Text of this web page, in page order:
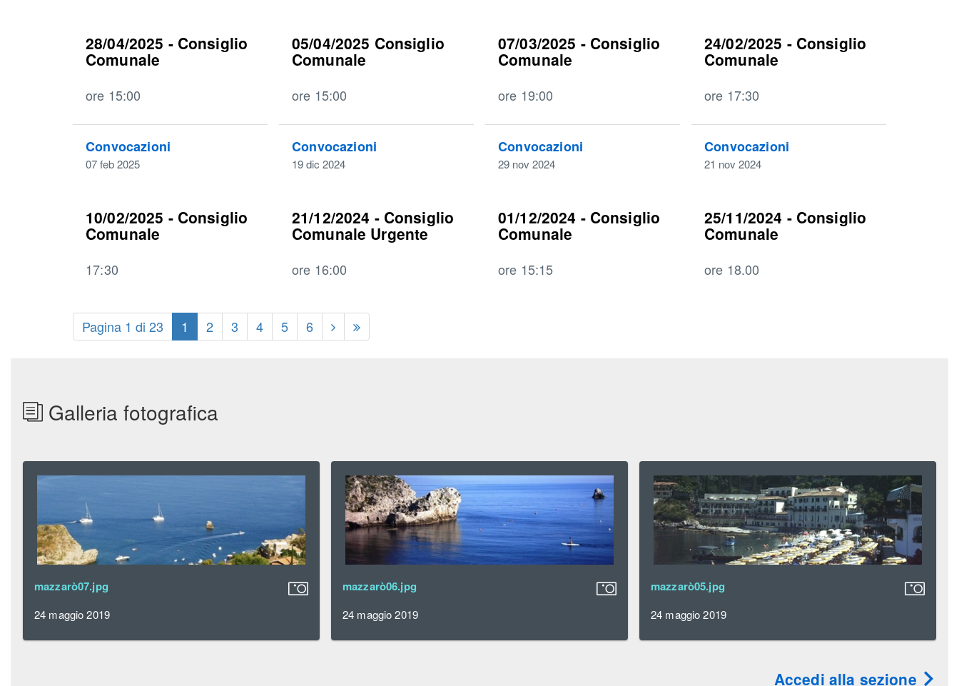
28/04/2025 - Consiglio
Comunale
ore 15:00
05/04/2025 Consiglio
Comunale
ore 15:00
07/03/2025 - Consiglio
Comunale
ore 19:00
24/02/2025 - Consiglio
Comunale
ore 17:30
Convocazioni
07 feb 2025
10/02/2025 - Consiglio
Comunale
17:30
Convocazioni
19 dic 2024
21/12/2024 - Consiglio
Comunale Urgente
ore 16:00
Convocazioni
29 nov 2024
01/12/2024 - Consiglio
Comunale
ore 15:15
Convocazioni
21 nov 2024
25/11/2024 - Consiglio
Comunale
ore 18.00
Pagina 1 di 23 1 2 3 4 5 6
Galleria fotografica
mazzarò07.jpg
24 maggio 2019
mazzarò06.jpg
24 maggio 2019
mazzarò05.jpg
24 maggio 2019
Accedi alla sezione